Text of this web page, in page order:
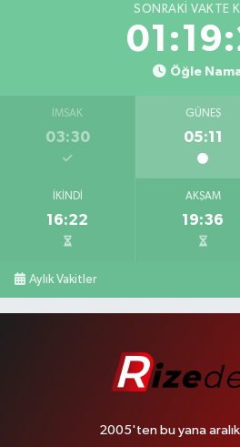
SONRAKI VAKTE
Öğle
İMSAK
03:30
GÜNEŞ
05:11
İKINDI
16:22
AKŞAM
19:36
Aylık Vakitler
2005'ten bu yana